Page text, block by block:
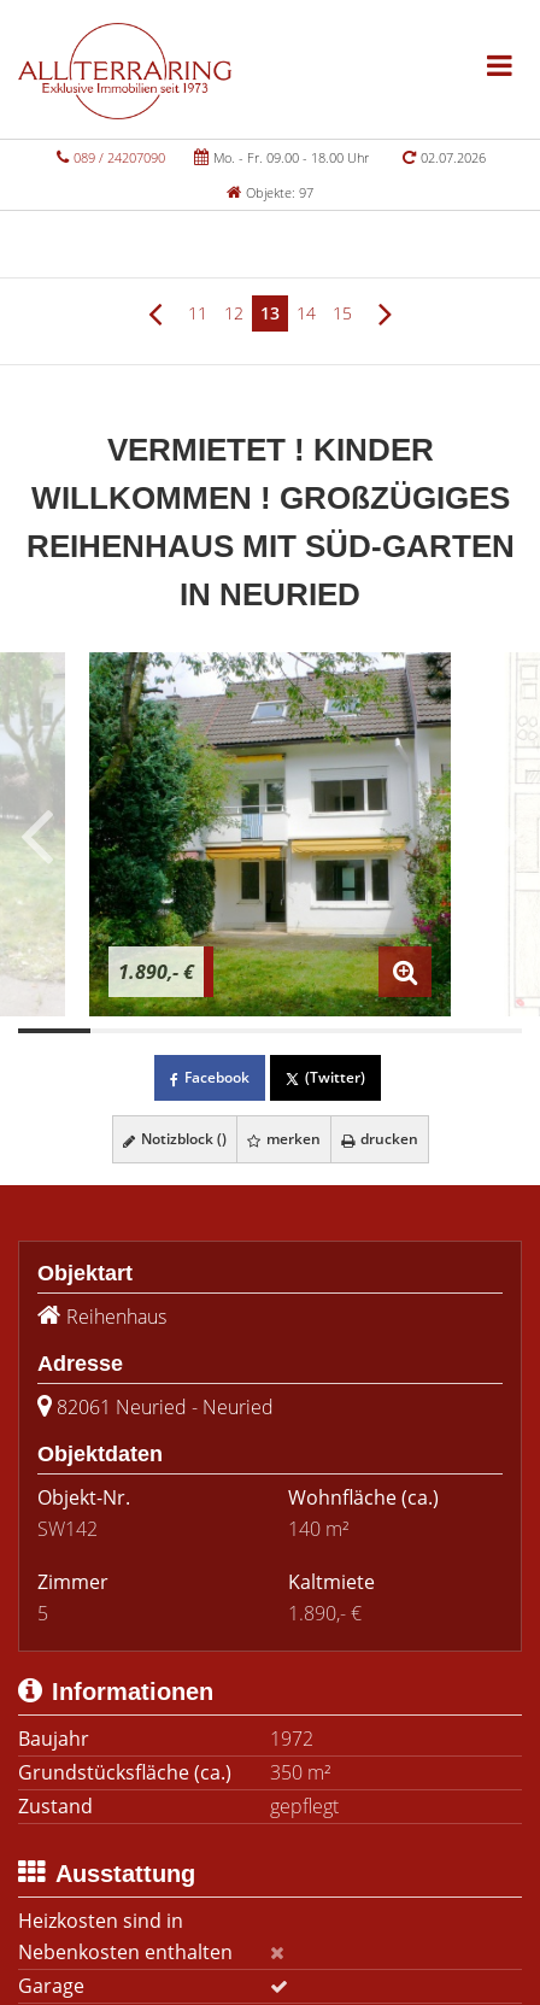
089 / 24207090 Mo. - Fr. 09.00 - 18.00 Uhr
02.07.2026
Objekte: 97
11 12 13 14 15
VERMIETET ! KINDER
WILLKOMMEN ! GROßZÜGIGES
REIHENHAUS MIT SÜD-GARTEN
IN NEURIED
1.890,- €
Facebook (Twitter)
Notizblock () merken drucken
Objektart
Reihenhaus
Adresse
82061 Neuried - Neuried
Objektdaten
Objekt-Nr.
SW142
Wohnfläche(ca.)
140 m²
Zimmer
5
Kaltmiete
1.890,- €
Informationen
Baujahr
1972
Grundstücksfläche (ca.)
350 m²
Zustand
gepflegt
Ausstattung
Heizkosten sind in
Nebenkosten enthalten
Garage